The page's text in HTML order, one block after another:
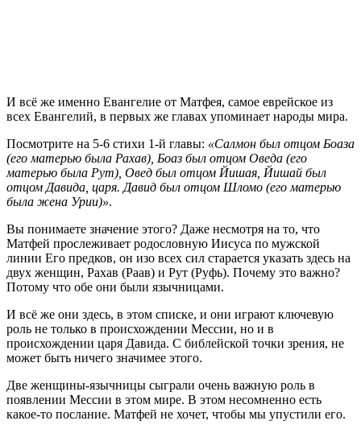
И всё же именно Евангелие от Матфея, самое еврейское из
всех Евангелий, в первых же главах упоминает народы мира.
Посмотрите на 5-6 стихи 1-й главы: «Салмон был отцом Боаза
(его матерью была Рахав), Боаз был отцом Оведа (его
матерью была Рут), Овед был отцом Йишая, Йишай был
отцом Давида, царя. Давид был отцом Шломо (его матерью
была жена Урии)».
Вы понимаете значение этого? Даже несмотря на то, что
Матфей прослеживает родословную Иисуса по мужской
линии Его предков, он изо всех сил старается указать здесь на
двух женщин, Рахав (Раав) и Рут (Руфь). Почему это важно?
Потому что обе они были язычницами.
И всё же они здесь, в этом списке, и они играют ключевую
роль не только в происхождении Мессии, но и в
происхождении царя Давида. С библейской точки зрения, не
может быть ничего значимее этого.
Две женщины-язычницы сыграли очень важную роль в
появлении Мессии в этом мире. В этом несомненно есть
какое-то послание. Матфей не хочет, чтобы мы упустили его.